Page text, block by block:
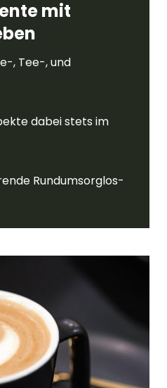
mit
, Tee-, und
dabei stets im
Rundumsorglos-